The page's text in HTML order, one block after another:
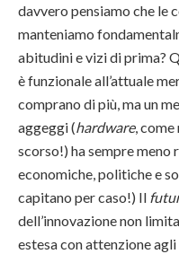
davvero pensiamo che le
manteniamo
abitudini e vizi di prima?
è funzionale all’attuale
comprano di più, ma un
aggeggi (hardware, come
scorso!) ha sempre meno
economiche, politiche e
capitano per caso!) Il
dell’innovazione non
estesa con attenzione